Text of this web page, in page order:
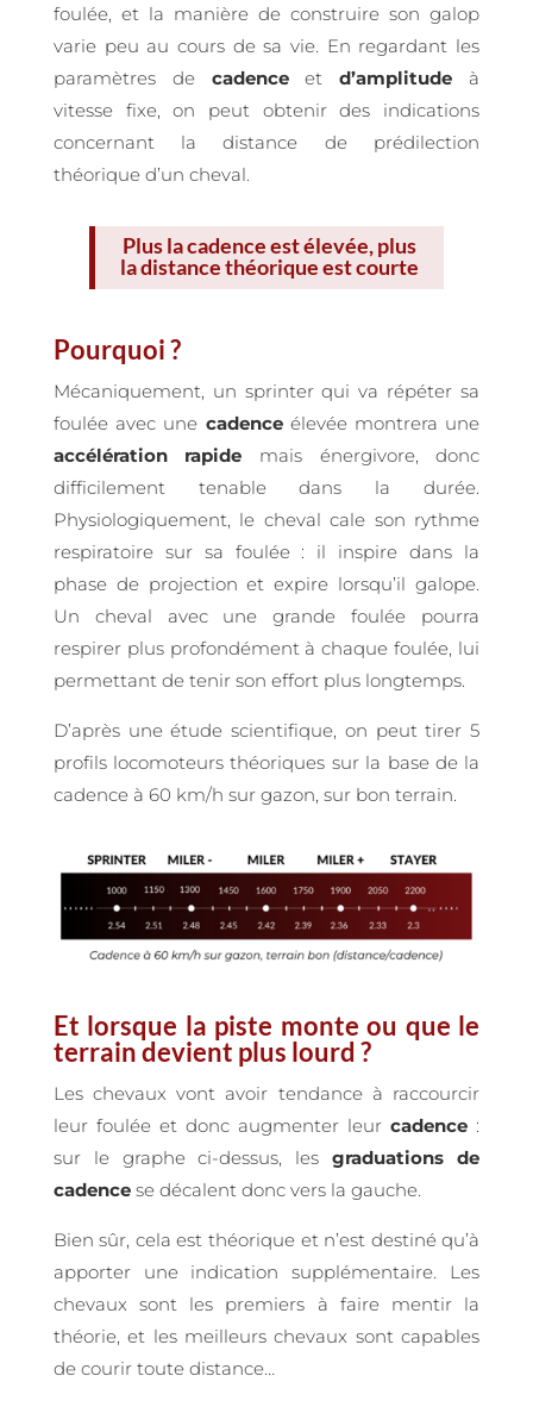
foulée, et la manière de construire son galop
varie peu au cours de sa vie. En regardant les
paramètres de cadenceetd’amplitude à
vitesse fixe, on peut obtenir des indications
concernant la distance de prédilection
théorique d’un cheval.
Plus la cadence est élevée, plus
la distance théorique est courte
Pourquoi ?
Mécaniquement, un sprinter qui va répéter sa
foulée avec une cadenceélevée montrera une
accélération rapide mais énergivore, donc
difficilement tenable dans la durée.
Physiologiquement, le cheval cale son rythme
respiratoire sur sa foulée : il inspire dans la
phase de projection et expire lorsqu’il galope.
Un cheval avec une grande foulée pourra
respirer plus profondément à chaque foulée, lui
permettant de tenir son effort plus longtemps.
D’après une étude scientifique, on peut tirer 5
profils locomoteurs théoriques sur la base de la
cadence à 60 km/h sur gazon, sur bon terrain.
Et lorsque la piste monte ou que le
terrain devient plus lourd ?
Les chevaux vont avoir tendance à raccourcir
leur foulée et donc augmenter leurcadence :
sur le graphe ci-dessus, lesgraduations de
cadencese décalent donc vers la gauche.
Bien sûr, cela est théorique et n’est destiné qu’à
apporter une indication supplémentaire. Les
chevaux sont les premiers à faire mentir la
théorie, et les meilleurs chevaux sont capables
de courir toute distance…